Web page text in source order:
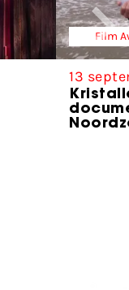
Film
13